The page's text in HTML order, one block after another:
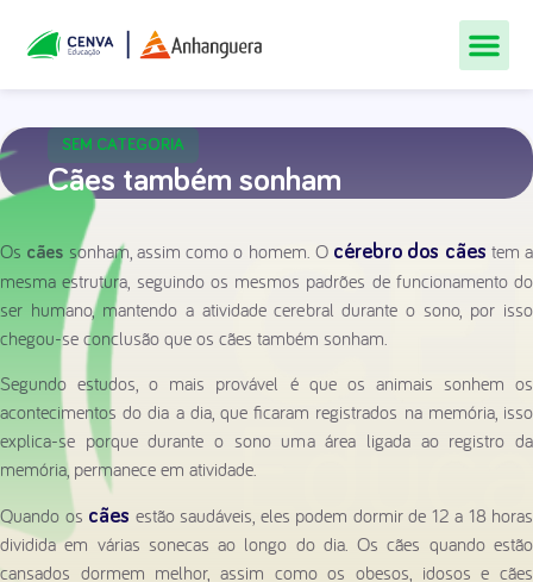
SEM CATEGORIA
Cães também sonham
Os cães sonham, assim como o homem. O cérebro dos cães tem a
mesma estrutura, seguindo os mesmos padrões de funcionamento do
ser humano, mantendo a atividade cerebral durante o sono, por isso
chegou-se conclusão que os cães também sonham.
Segundo estudos, o mais provável é que os animais sonhem os
acontecimentos do dia a dia, que ficaram registrados na memória, isso
explica-se porque durante o sono uma área ligada ao registro da
memória, permanece em atividade.
Quando os cães estão saudáveis, eles podem dormir de 12 a 18 horas
dividida em várias sonecas ao longo do dia. Os cães quando estão
cansados dormem melhor, assim como os obesos, idosos e cães